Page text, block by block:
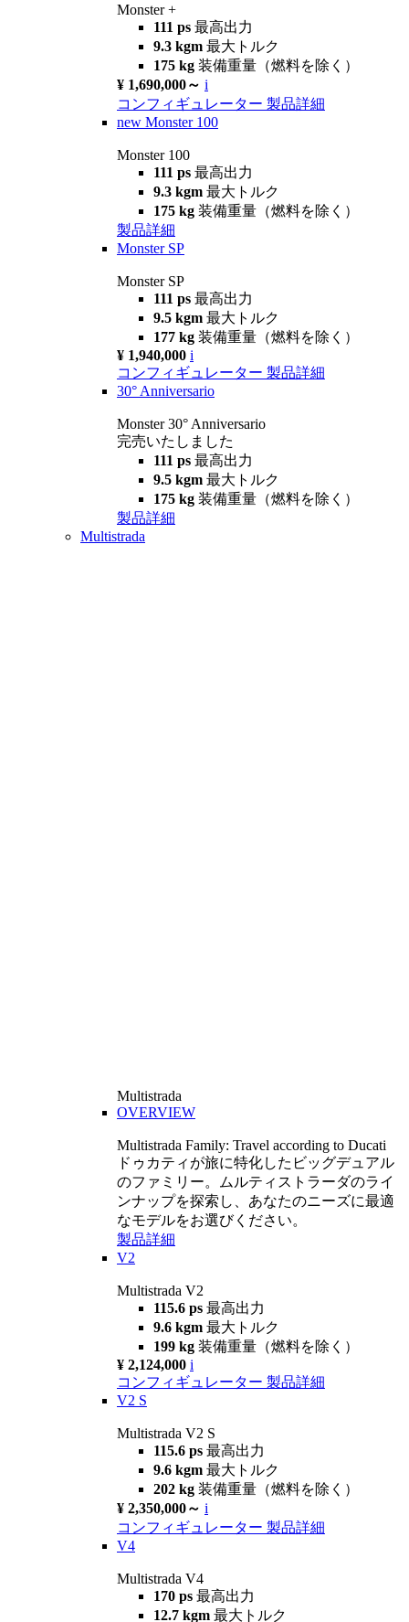
Monster +
111 ps 最高出力
9.3 kgm 最大トルク
175 kg 装備重量（燃料を除く）
¥ 1,690,000～ i
コンフィギュレーター 製品詳細
new Monster 100
Monster 100
111 ps 最高出力
9.3 kgm 最大トルク
175 kg 装備重量（燃料を除く）
製品詳細
Monster SP
Monster SP
111 ps 最高出力
9.5 kgm 最大トルク
177 kg 装備重量（燃料を除く）
¥ 1,940,000 i
コンフィギュレーター 製品詳細
30° Anniversario
Monster 30° Anniversario
完売いたしました
111 ps 最高出力
9.5 kgm 最大トルク
175 kg 装備重量（燃料を除く）
製品詳細
Multistrada
Multistrada
OVERVIEW
Multistrada Family: Travel according to Ducati
ドゥカティが旅に特化したビッグデュアル
のファミリー。ムルティストラーダのライ
ンナップを探索し、あなたのニーズに最適
なモデルをお選びください。
製品詳細
V2
Multistrada V2
115.6 ps 最高出力
9.6 kgm 最大トルク
199 kg 装備重量（燃料を除く）
¥ 2,124,000 i
コンフィギュレーター 製品詳細
V2 S
Multistrada V2 S
115.6 ps 最高出力
9.6 kgm 最大トルク
202 kg 装備重量（燃料を除く）
¥ 2,350,000～ i
コンフィギュレーター 製品詳細
V4
Multistrada V4
170 ps 最高出力
12.7 kgm 最大トルク